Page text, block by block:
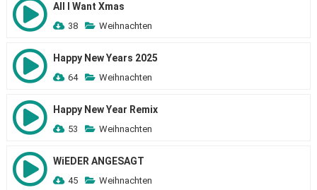
All I Want Xmas
38 Weihnachten
Happy New Years 2025
64 Weihnachten
Happy New Year Remix
53 Weihnachten
WiEDER ANGESAGT
45 Weihnachten